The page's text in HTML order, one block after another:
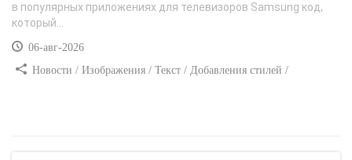
в популярных приложениях для телевизоров Samsung код,
который...
06-авг-2026
Новости / Изображения / Текст / Добавления стилей /